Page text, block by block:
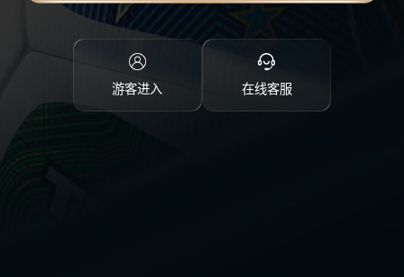
游客进入 在线客服